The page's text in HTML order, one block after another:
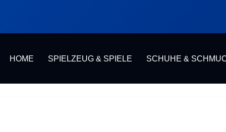
HOME SPIELZEUG & SPIELE SCHUHE &